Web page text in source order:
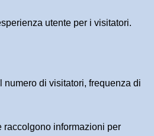
utente per i visitatori.
di visitatori, frequenza di
raccolgono informazioni per